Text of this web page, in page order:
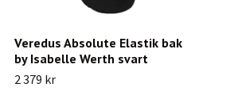
Veredus Absolute Elastik bak
by Isabelle Werth svart
2 379 kr